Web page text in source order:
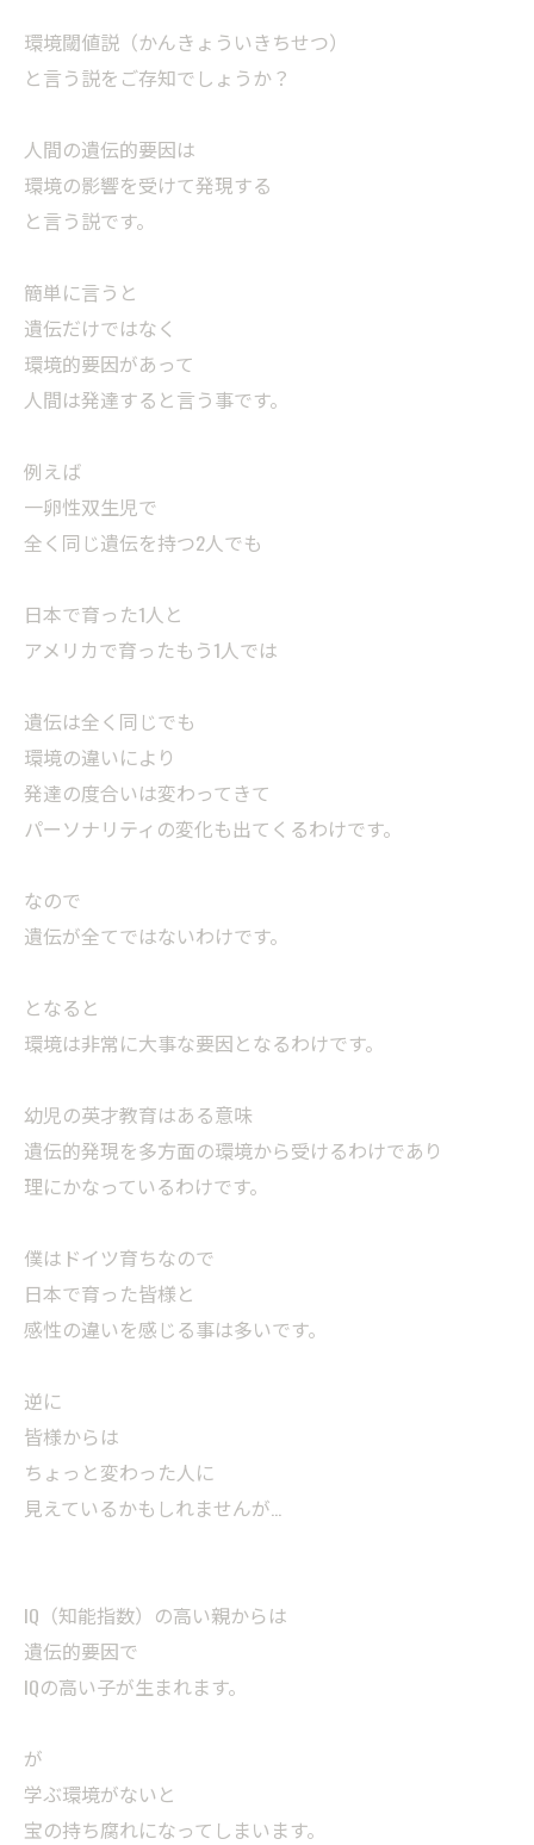
環境閾値説（かんきょういきちせつ）
と言う説をご存知でしょうか？
人間の遺伝的要因は
環境の影響を受けて発現する
と言う説です。
簡単に言うと
遺伝だけではなく
環境的要因があって
人間は発達すると言う事です。
例えば
一卵性双生児で
全く同じ遺伝を持つ2人でも
日本で育った1人と
アメリカで育ったもう1人では
遺伝は全く同じでも
環境の違いにより
発達の度合いは変わってきて
パーソナリティの変化も出てくるわけです。
なので
遺伝が全てではないわけです。
となると
環境は非常に大事な要因となるわけです。
幼児の英才教育はある意味
遺伝的発現を多方面の環境から受けるわけであり
理にかなっているわけです。
僕はドイツ育ちなので
日本で育った皆様と
感性の違いを感じる事は多いです。
逆に
皆様からは
ちょっと変わった人に
見えているかもしれませんが…
IQ（知能指数）の高い親からは
遺伝的要因で
IQの高い子が生まれます。
が
学ぶ環境がないと
宝の持ち腐れになってしまいます。